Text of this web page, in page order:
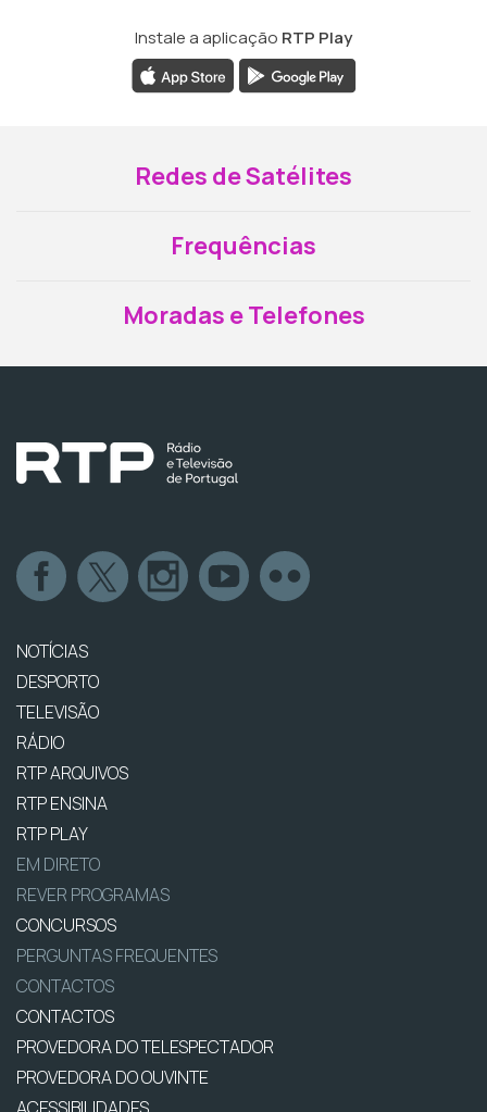
Instale a aplicação RTP Play
Redes de Satélites
Frequências
Moradas e Telefones
NOTÍCIAS
DESPORTO
TELEVISÃO
RÁDIO
RTP ARQUIVOS
RTP ENSINA
RTP PLAY
EM DIRETO
REVER PROGRAMAS
CONCURSOS
PERGUNTAS FREQUENTES
CONTACTOS
CONTACTOS
PROVEDORA DO TELESPECTADOR
PROVEDORA DO OUVINTE